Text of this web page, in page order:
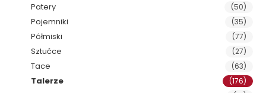
Patery (50)
Pojemniki (35)
Półmiski (77)
Sztućce (27)
Tace (63)
Talerze (176)